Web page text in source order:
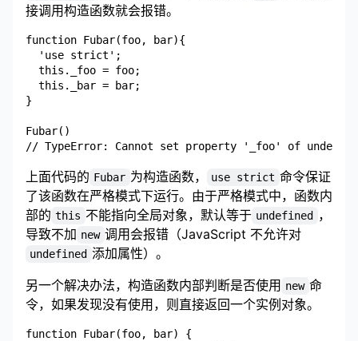
接调用构造函数就会报错。
function Fubar(foo, bar){
  'use strict';
  this._foo = foo;
  this._bar = bar;
}
Fubar()
上面代码的 Fubar 为构造函数， use strict 命令保证
了该函数在严格模式下运行。由于严格模式中，函数内
部的 this 不能指向全局对象，默认等于 undefined
，
导致不加 new 调用会报错（JavaScript 不允许对
undefined 添加属性）。
另一个解决办法，构造函数内部判断是否使用 new 命
令，如果发现没有使用，则直接返回一个实例对象。
function Fubar(foo, bar) {